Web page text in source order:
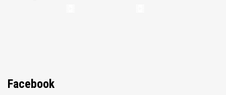
Facebook